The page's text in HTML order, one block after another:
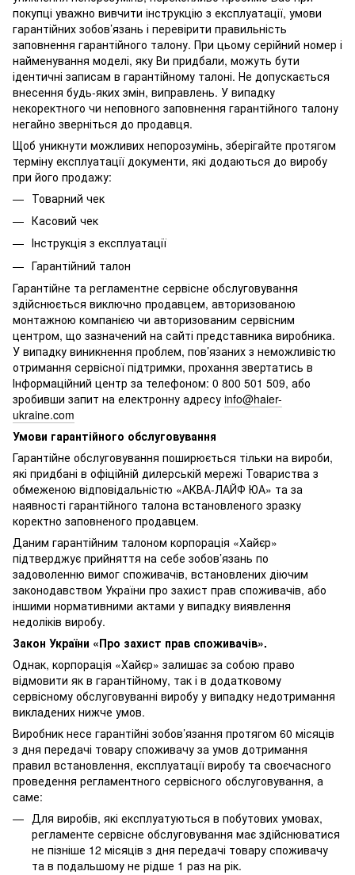
покупці уважно вивчити інструкцію з експлуатації, умови
гарантійних зобов’язань і перевірити правильність
заповнення гарантійного талону. При цьому серійний номер і
найменування моделі, яку Ви придбали, можуть бути
ідентичні записам в гарантійному талоні. Не допускається
внесення будь-яких змін, виправлень. У випадку
некоректного чи неповного заповнення гарантійного талону
негайно зверніться до продавця.
Щоб уникнути можливих непорозумінь, зберігайте протягом
терміну експлуатації документи, які додаються до виробу
при його продажу:
Товарний чек
Касовий чек
Інструкція з експлуатації
Гарантійний талон
Гарантійне та регламентне сервісне обслуговування
здійснюється виключно продавцем, авторизованою
монтажною компанією чи авторизованим сервісним
центром, що зазначений на сайті представника виробника.
У випадку виникнення проблем, пов’язаних з неможливістю
отримання сервісної підтримки, прохання звертатись в
Інформаційний центр за телефоном: 0 800 501 509, або
зробивши запит на електронну адресу info@haier-
ukraine.com
Умови гарантійного обслуговування
Гарантійне обслуговування поширюється тільки на вироби,
які придбані в офіційній дилерській мережі Товариства з
обмеженою відповідальністю «АКВА-ЛАЙФ ЮА» та за
наявності гарантійного талона встановленого зразку
коректно заповненого продавцем.
Даним гарантійним талоном корпорація «Хайєр»
підтверджує прийняття на себе зобов’язань по
задоволенню вимог споживачів, встановлених діючим
законодавством України про захист прав споживачів, або
іншими нормативними актами у випадку виявлення
недоліків виробу.
Закон України «Про захист прав споживачів».
Однак, корпорація «Хайєр» залишає за собою право
відмовити як в гарантійному, так і в додатковому
сервісному обслуговуванні виробу у випадку недотримання
викладених нижче умов.
Виробник несе гарантійні зобов’язання протягом 60 місяців
з дня передачі товару споживачу за умов дотримання
правил встановлення, експлуатації виробу та своєчасного
проведення регламентного сервісного обслуговування, а
саме:
Для виробів, які експлуатуються в побутових умовах,
регламенте сервісне обслуговування має здійснюватися
не пізніше 12 місяців з дня передачі товару споживачу
та в подальшому не рідше 1 раз на рік.